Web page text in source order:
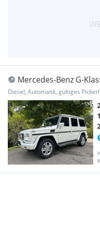
Mercedes-Benz G-
Diesel, Automatik, gültiges Pickerl